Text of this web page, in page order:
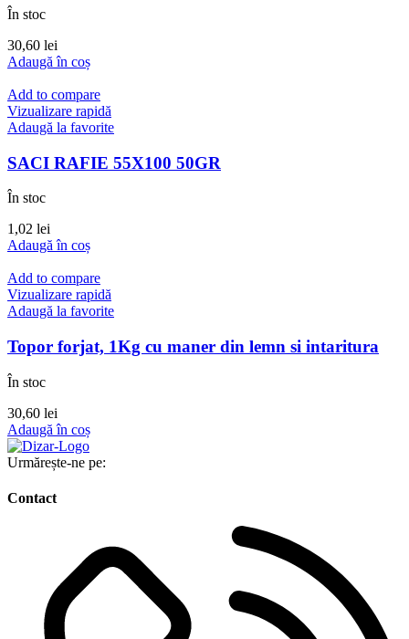
În stoc
30,60 lei
Adaugă în coș
Add to compare
Vizualizare rapidă
Adaugă la favorite
SACI RAFIE 55X100 50GR
În stoc
1,02 lei
Adaugă în coș
Add to compare
Vizualizare rapidă
Adaugă la favorite
Topor forjat, 1Kg cu maner din lemn si intaritura
În stoc
30,60 lei
Adaugă în coș
Urmărește-ne pe:
Contact